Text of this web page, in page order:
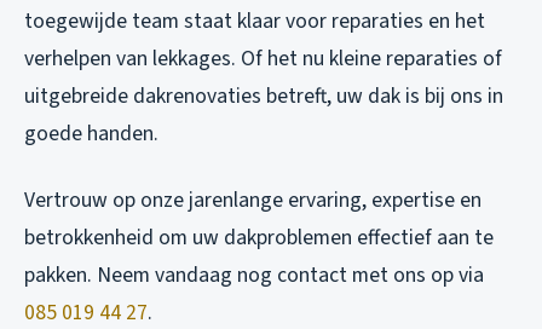
toegewijde team staat klaar voor reparaties en het
verhelpen van lekkages. Of het nu kleine reparaties of
uitgebreide dakrenovaties betreft, uw dak is bij ons in
goede handen.
Vertrouw op onze jarenlange ervaring, expertise en
betrokkenheid om uw dakproblemen effectief aan te
pakken. Neem vandaag nog contact met ons op via
085 019 44 27.